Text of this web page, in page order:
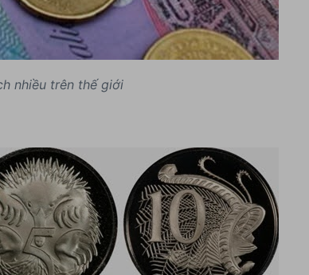
nhiều trên thế giới